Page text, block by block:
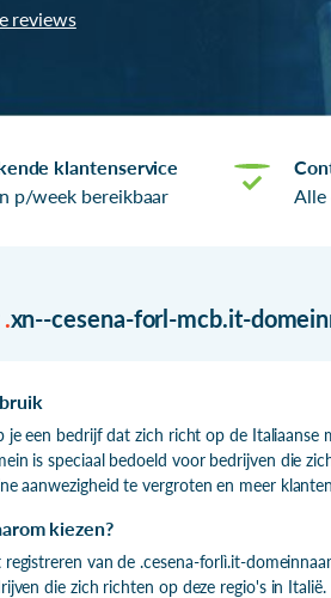
reviews
klantenservice
p/week bereikbaar
Alle
.xn--cesena-forl-mcb.it-
je een bedrijf dat zich richt op de Italiaanse
is speciaal bedoeld voor bedrijven die
aanwezigheid te vergroten en meer
kiezen?
registreren van de .cesena-forlì.it-
die zich richten op deze regio's in